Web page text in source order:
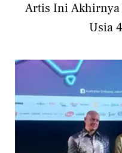
Artis Ini Akhirnya
Usia